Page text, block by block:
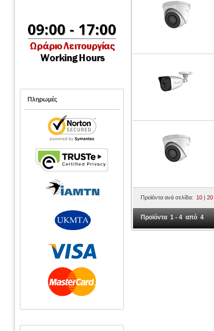
Πληρωμές
Προϊόντα ανά σελίδα: 10 |20
Προϊόντα 1 - 4 από 4